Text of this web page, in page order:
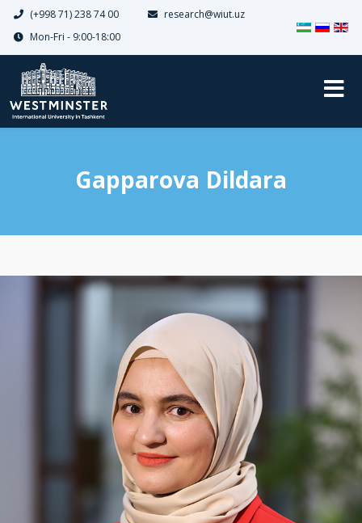
(+998 71) 238 74 00
research@wiut.uz
Mon-Fri - 9:00-18:00
Gapparova Dildara